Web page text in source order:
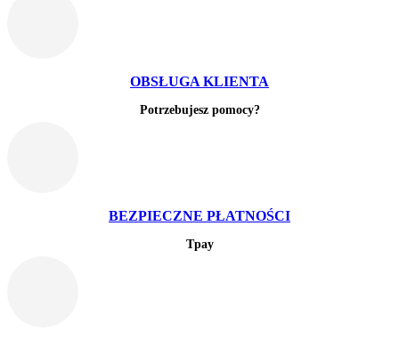
OBSŁUGA KLIENTA
Potrzebujesz pomocy?
BEZPIECZNE PŁATNOŚCI
Tpay